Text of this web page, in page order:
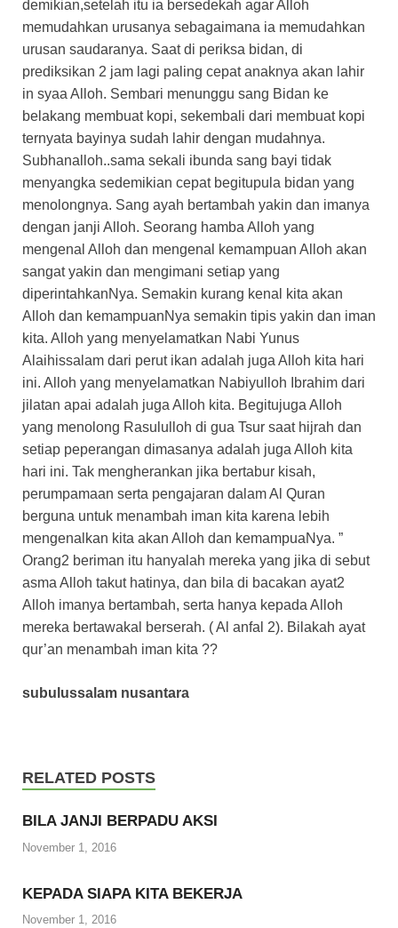
demikian,setelah itu ia bersedekah agar Alloh
memudahkan urusanya sebagaimana ia memudahkan
urusan saudaranya. Saat di periksa bidan, di
prediksikan 2 jam lagi paling cepat anaknya akan lahir
in syaa Alloh. Sembari menunggu sang Bidan ke
belakang membuat kopi, sekembali dari membuat kopi
ternyata bayinya sudah lahir dengan mudahnya.
Subhanalloh..sama sekali ibunda sang bayi tidak
menyangka sedemikian cepat begitupula bidan yang
menolongnya. Sang ayah bertambah yakin dan imanya
dengan janji Alloh. Seorang hamba Alloh yang
mengenal Alloh dan mengenal kemampuan Alloh akan
sangat yakin dan mengimani setiap yang
diperintahkanNya. Semakin kurang kenal kita akan
Alloh dan kemampuanNya semakin tipis yakin dan iman
kita. Alloh yang menyelamatkan Nabi Yunus
Alaihissalam dari perut ikan adalah juga Alloh kita hari
ini. Alloh yang menyelamatkan Nabiyulloh Ibrahim dari
jilatan apai adalah juga Alloh kita. Begitujuga Alloh
yang menolong Rasululloh di gua Tsur saat hijrah dan
setiap peperangan dimasanya adalah juga Alloh kita
hari ini. Tak mengherankan jika bertabur kisah,
perumpamaan serta pengajaran dalam Al Quran
berguna untuk menambah iman kita karena lebih
mengenalkan kita akan Alloh dan kemampuaNya. ”
Orang2 beriman itu hanyalah mereka yang jika di sebut
asma Alloh takut hatinya, dan bila di bacakan ayat2
Alloh imanya bertambah, serta hanya kepada Alloh
mereka bertawakal berserah. ( Al anfal 2). Bilakah ayat
qur’an menambah iman kita ??
subulussalam nusantara
RELATED POSTS
BILA JANJI BERPADU AKSI
November 1, 2016
KEPADA SIAPA KITA BEKERJA
November 1, 2016